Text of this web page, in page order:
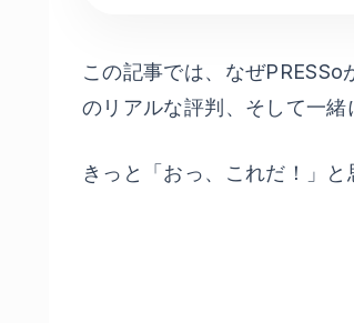
この記事では、なぜ
のリアルな評判、そして一緒
きっと「おっ、これだ！」